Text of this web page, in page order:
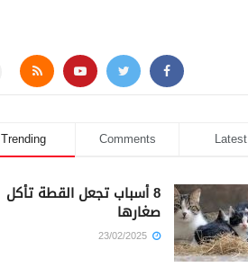
Trending Comments Latest
8 أسباب تجعل القطة تأكل
صغارها